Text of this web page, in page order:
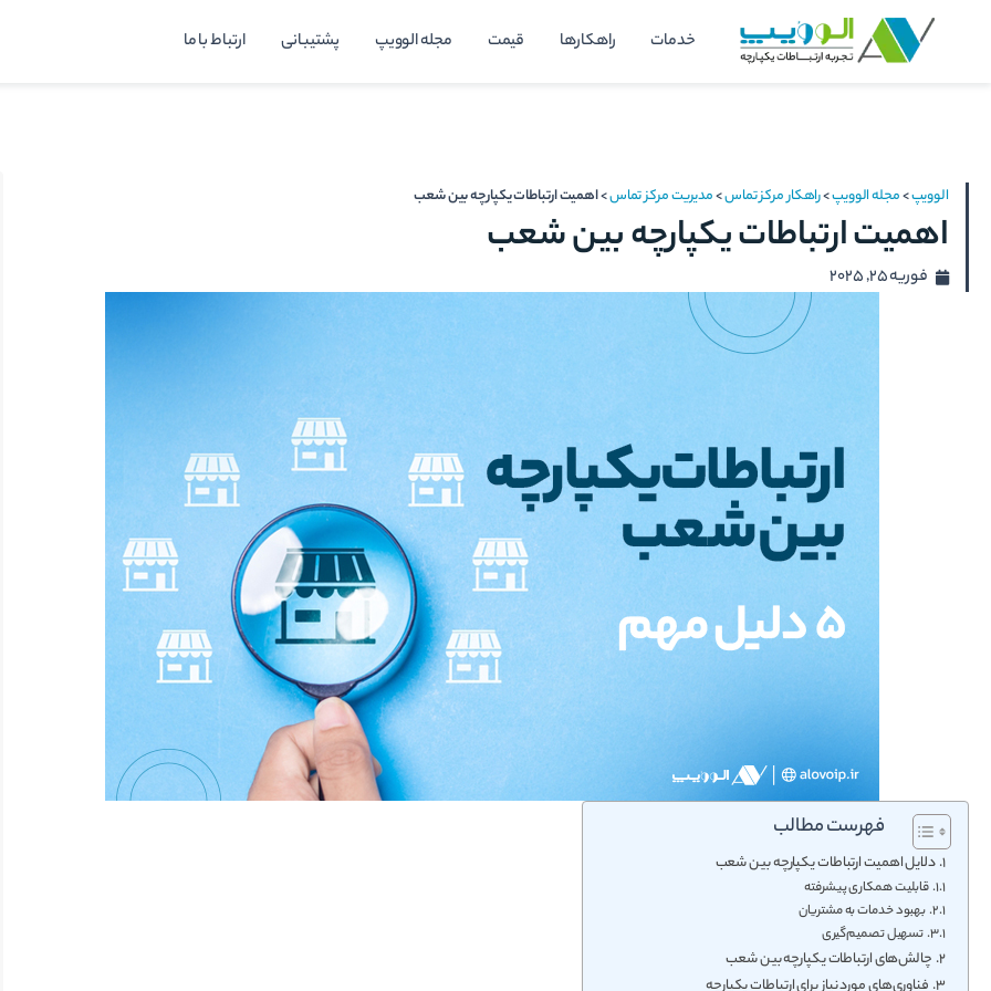
خدمات راهکارها قیمت مجله الوویپ پشتیبانی ارتباط با ما
الوویپ>مجله الوویپ>راهکار مرکز تماس>مدیریت مرکز تماس>اهمیت ارتباطات یکپارچه بین شعب
اهمیت ارتباطات یکپارچه بین شعب
فوریه 25, 2025
فهرست مطالب
دلایل اهمیت ارتباطات یکپارچه بین شعب
قابلیت همکاری پیشرفته
بهبود خدمات به مشتریان
تسهیل تصمیم‌گیری
چالش‌های ارتباطات یکپارچه بین شعب